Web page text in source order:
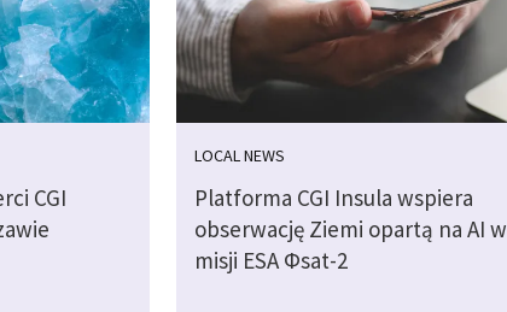
CGI
LOCAL NEWS
Platforma CGI Insula wspiera
obserwację Ziemi opartą na AI w
misji ESA Φsat-2